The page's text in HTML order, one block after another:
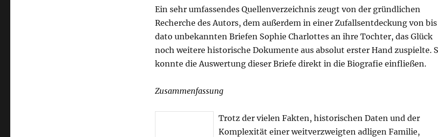
Ein sehr umfassendes Quellenverzeichnis zeugt von der gründlichen
Recherche des Autors, dem außerdem in einer Zufallsentdeckung von bis
dato unbekannten Briefen Sophie Charlottes an ihre Tochter, das Glück
noch weitere historische Dokumente aus absolut erster Hand zuspielte.
konnte die Auswertung dieser Briefe direkt in die Biografie einfließen.
Zusammenfassung
Trotz der vielen Fakten, historischen Daten und der
Komplexität einer weitverzweigten adligen Familie,